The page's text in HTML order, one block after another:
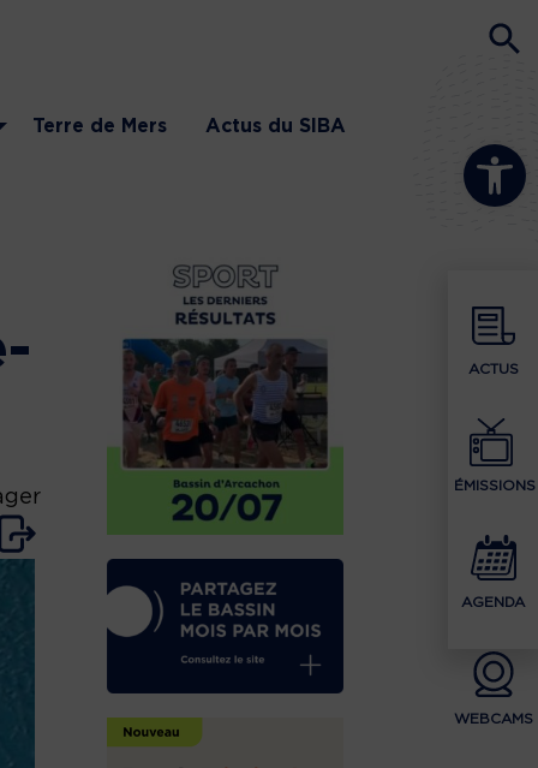
Ouvrir la
ACTUS
ÉMISSIONS
AGENDA
WEBCAMS
Terre de Mers Actus du SIBA